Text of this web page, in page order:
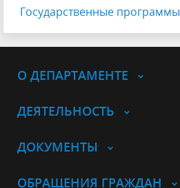
Государственные программы
О ДЕПАРТАМЕНТЕ
ДЕЯТЕЛЬНОСТЬ
ДОКУМЕНТЫ
ОБРАЩЕНИЯ ГРАЖДАН